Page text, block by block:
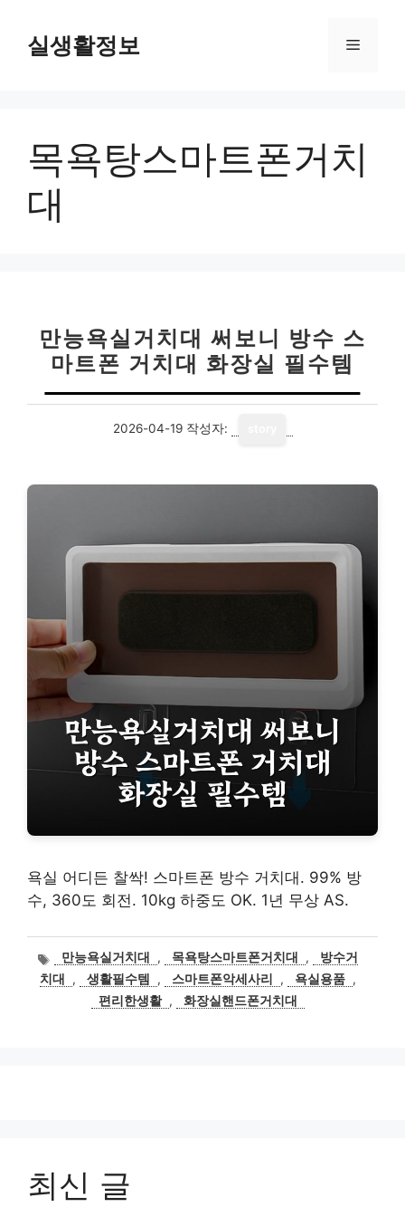
실생활정보 메
목욕탕스마트폰거치
대
만능욕실거치대 써보니 방수 스
마트폰 거치대 화장실 필수템
2026-04-19 작성자:
욕실 어디든 찰싹! 스마트폰 방수 거치대. 99% 방
수, 360도 회전. 10kg 하중도 OK. 1년 무상 AS.
태
그
만능욕실거치대 , 목욕탕스마트폰거치대 ,
방수거
치대
, 생활필수템 , 스마트폰악세사리 , 욕실용품 ,
편리한생활 , 화장실핸드폰거치대
최신 글